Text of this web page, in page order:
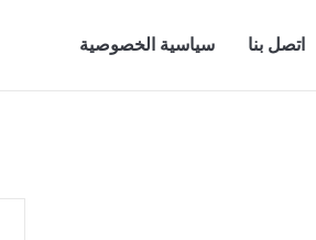
اتصل بنا سياسية الخصوصية